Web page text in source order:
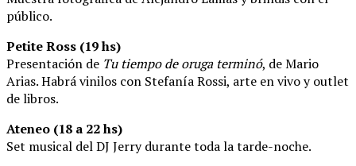
público.
Petite Ross (19 hs)
Presentación de Tu tiempo de oruga terminó, de Mario
Arias. Habrá vinilos con Stefanía Rossi, arte en vivo y outlet
de libros.
Ateneo (18 a 22 hs)
Set musical del DJ Jerry durante toda la tarde-noche.